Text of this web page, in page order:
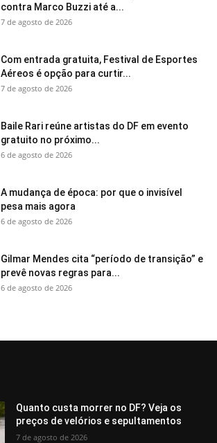
contra Marco Buzzi até a...
7 de agosto de 2026
Com entrada gratuita, Festival de Esportes
Aéreos é opção para curtir...
7 de agosto de 2026
Baile Rari reúne artistas do DF em evento
gratuito no próximo...
6 de agosto de 2026
A mudança de época: por que o invisível
pesa mais agora
6 de agosto de 2026
Gilmar Mendes cita “período de transição” e
prevê novas regras para...
6 de agosto de 2026
Quanto custa morrer no DF? Veja os
preços de velórios e sepultamentos
7 de agosto de 2026